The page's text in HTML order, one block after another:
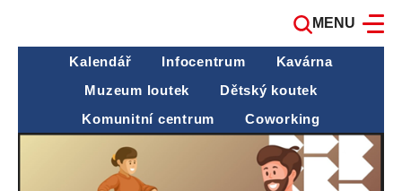
MENU
Kalendář Infocentrum
Kavárna
Muzeum loutek
Dětský koutek
Komunitní centrum
Coworking